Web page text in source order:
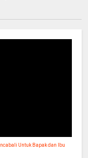
Untuk Bapak dan Ibu